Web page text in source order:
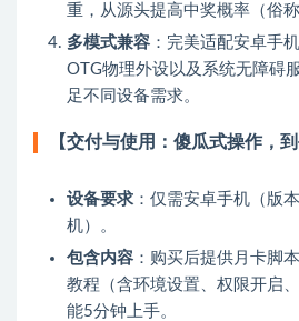
重，从源头提高中奖概率（俗称
多模式兼容 ：完美适配安卓手
OTG物理外设以及系统无障碍
足不同设备需求。
【交付与使用：傻瓜式操作，到
设备要求 ：仅需安卓手机（版
机）。
包含内容 ：购买后提供月卡脚
教程（含环境设置、权限开启
能5分钟上手。